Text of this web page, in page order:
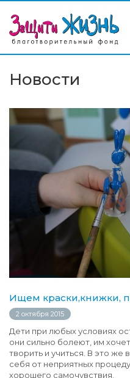
Новости
Ищем краски,книжки,
2 октября 2015
Дети при любых условиях
они сильно болеют, им
творить и учиться. В это
себя от неприятных
хорошего самочувствия.